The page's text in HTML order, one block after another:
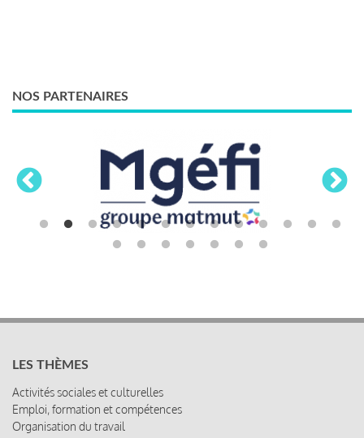
NOS PARTENAIRES
LES THÈMES
Activités sociales et culturelles
Emploi, formation et compétences
Organisation du travail